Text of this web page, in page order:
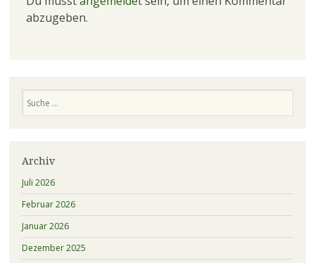
abzugeben.
Archiv
Juli 2026
Februar 2026
Januar 2026
Dezember 2025